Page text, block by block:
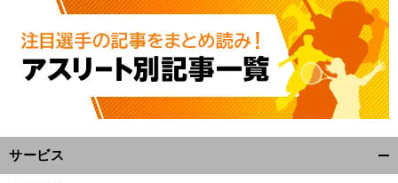
サービス